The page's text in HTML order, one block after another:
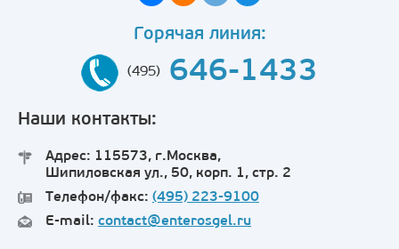
Горячая линия:
(495) 646-1433
Наши контакты:
Адрес: 115573, г.Москва,
Шипиловская ул., 50, корп. 1, стр. 2
Телефон/факс: (495) 223-9100
E-mail: contact@enterosgel.ru